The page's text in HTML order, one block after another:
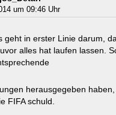
um 09:46 Uhr
geht in erster Linie darum,
alles hat laufen lassen.
herausgegeben
FIFA schuld.